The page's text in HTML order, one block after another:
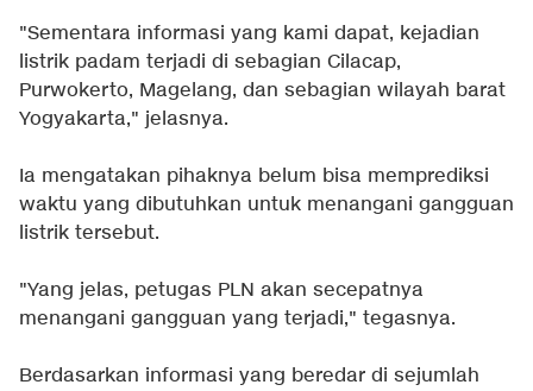
"Sementara informasi yang kami dapat, kejadian
listrik padam terjadi di sebagian Cilacap,
Purwokerto, Magelang, dan sebagian wilayah barat
Yogyakarta," jelasnya.
Ia mengatakan pihaknya belum bisa memprediksi
waktu yang dibutuhkan untuk menangani gangguan
listrik tersebut.
"Yang jelas, petugas PLN akan secepatnya
menangani gangguan yang terjadi," tegasnya.
Berdasarkan informasi yang beredar di sejumlah